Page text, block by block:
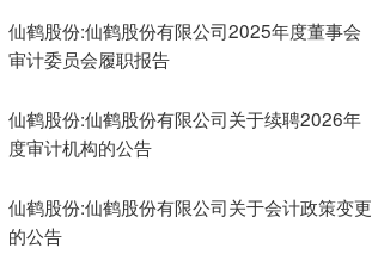
仙鹤股份:仙鹤股份有限公司2025年度董事会
审计委员会履职报告
仙鹤股份:仙鹤股份有限公司关于续聘2026年
度审计机构的公告
仙鹤股份:仙鹤股份有限公司关于会计政策变更
的公告